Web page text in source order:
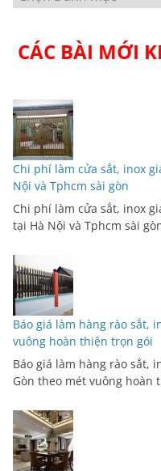
CÁC BÀI MỚI
Chi phí làm cửa sắt, inox
Nội và Tphcm sài gòn
Chi phí làm cửa sắt, inox
tại Hà Nội và Tphcm sài
Báo giá làm hàng rào sắt,
vuông hoàn thiện trọn gói
Báo giá làm hàng rào sắt,
Gòn theo mét vuông hoàn